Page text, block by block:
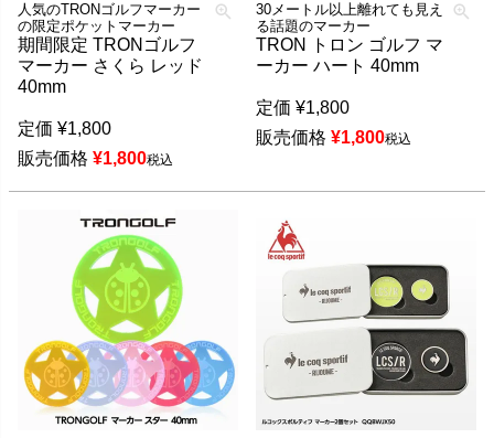
人気のTRONゴルフマーカー
の限定ポケットマーカー
期間限定 TRONゴルフ
マーカー さくら レッド
40mm
定価 ¥1,800
販売価格 ¥1,800税込
30メートル以上離れても見え
る話題のマーカー
TRON トロン ゴルフ マ
ーカー ハート 40mm
定価 ¥1,800
販売価格 ¥1,800税込